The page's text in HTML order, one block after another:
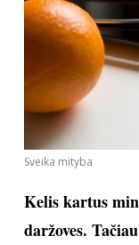
daigai, špinatai,
žmogus sirgo
ir neteko daug
natūralių
maisto papildais.